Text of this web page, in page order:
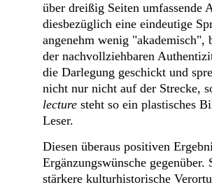
über dreißig Seiten umfassende
diesbezüglich eine eindeutige
angenehm wenig "akademisch",
der nachvollziehbaren
die Darlegung geschickt und
nicht nur nicht auf der Strecke,
lecture steht so ein plastisches
Leser.
Diesen überaus positiven
Ergänzungswünsche
stärkere kulturhistorische